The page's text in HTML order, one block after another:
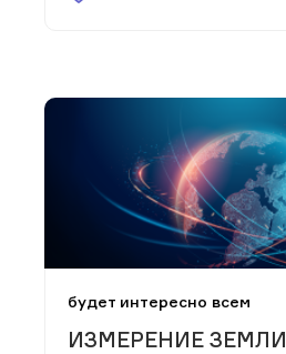
будет интересно всем
ИЗМЕРЕНИЕ ЗЕМЛИ